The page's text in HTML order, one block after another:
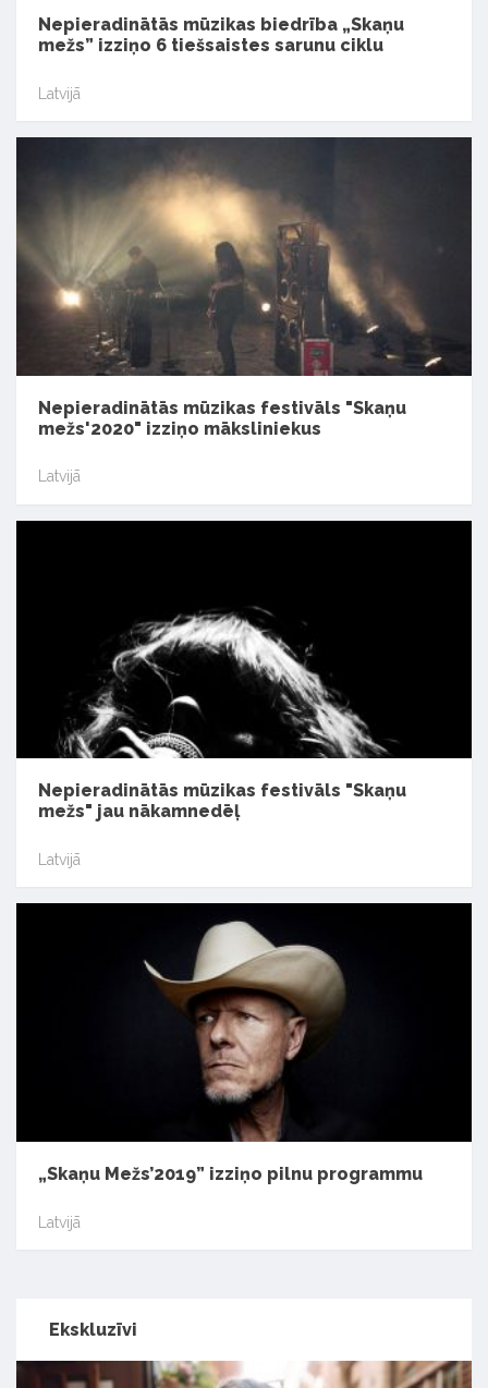
Nepieradinātās mūzikas biedrība „Skaņu
mežs” izziņo 6 tiešsaistes sarunu ciklu
Latvijā
Nepieradinātās mūzikas festivāls "Skaņu
mežs'2020" izziņo māksliniekus
Latvijā
Nepieradinātās mūzikas festivāls "Skaņu
mežs" jau nākamnedēļ
Latvijā
„Skaņu Mežs’2019” izziņo pilnu programmu
Latvijā
Ekskluzīvi